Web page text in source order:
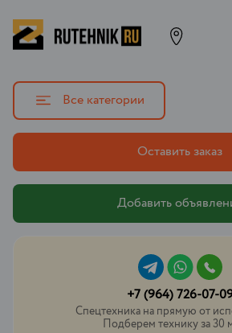
Все категории
Оставить заказ
Добавить
+7 (964) 726-07-
Спецтехника на прямую от
Подберем технику за 30